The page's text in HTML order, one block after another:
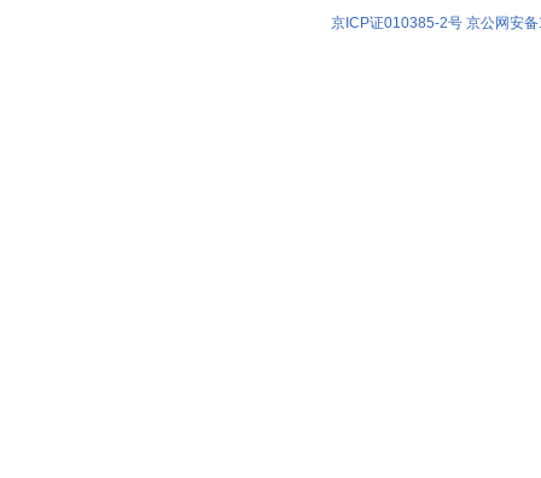
京ICP证010385-2号 京公网安